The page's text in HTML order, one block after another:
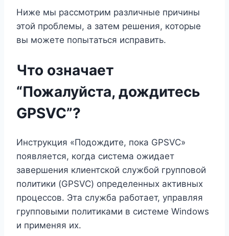
Ниже мы рассмотрим различные причины
этой проблемы, а затем решения, которые
вы можете попытаться исправить.
Что означает
“Пожалуйста, дождитесь
GPSVC”?
Инструкция «Подождите, пока GPSVC»
появляется, когда система ожидает
завершения клиентской службой групповой
политики (GPSVC) определенных активных
процессов. Эта служба работает, управляя
групповыми политиками в системе Windows
и применяя их.